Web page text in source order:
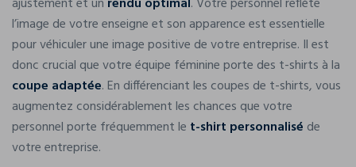
ajustement et un rendu optimal. Votre personnel reflète
l’image de votre enseigne et son apparence est essentielle
pour véhiculer une image positive de votre entreprise. Il est
donc crucial que votre équipe féminine porte des t-shirts à la
coupe adaptée. En différenciant les coupes de t-shirts, vous
augmentez considérablement les chances que votre
personnel porte fréquemment le t-shirt personnalisé de
votre entreprise.